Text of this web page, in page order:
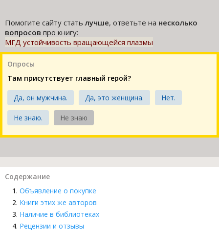
Помогите сайту статьлучше, ответьте на несколько
вопросов про книгу:
МГД устойчивость вращающейся плазмы
Опросы
Там присутствует главный герой?
Да, он мужчина. Да, это женщина. Нет.
Не знаю. Не знаю
Содержание
Объявление о покупке
Книги этих же авторов
Наличие в библиотеках
Рецензии и отзывы